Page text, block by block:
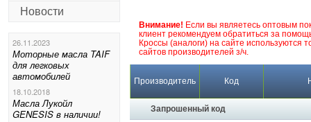
Новости
26.11.2023
Моторные масла TAIF
для легковых
автомобилей
18.10.2018
Масла Лукойл
GENESIS в наличии!
Внимание! Если вы являетесь оптовым
клиент рекомендуем обратиться за
Кроссы (аналоги) на сайте используются
сайтов производителей з/ч.
Производитель Код
Запрошенный код